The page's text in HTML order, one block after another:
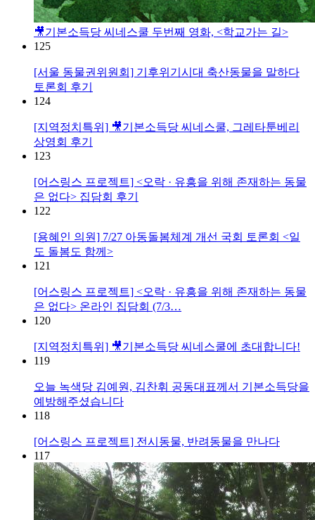
🎥기본소득당 씨네스쿨 두번째 영화, <학교가는 길>
125
[서울 동물권위원회] 기후위기시대 축산동물을 말하다
토론회 후기
124
[지역정치특위] 🎥기본소득당 씨네스쿨, 그레타툰베리
상영회 후기
123
[어스링스 프로젝트] <오락 · 유흥을 위해 존재하는 동물
은 없다> 집담회 후기
122
[용혜인 의원] 7/27 아동돌봄체계 개선 국회 토론회 <일
도 돌봄도 함께>
121
[어스링스 프로젝트] <오락 · 유흥을 위해 존재하는 동물
은 없다> 온라인 집담회 (7/3…
120
[지역정치특위] 🎥기본소득당 씨네스쿨에 초대합니다!
119
오늘 녹색당 김예원, 김찬휘 공동대표께서 기본소득당을
예방해주셨습니다
118
[어스링스 프로젝트] 전시동물, 반려동물을 만나다
117